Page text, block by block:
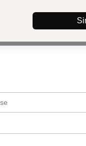
Madeira - Curso